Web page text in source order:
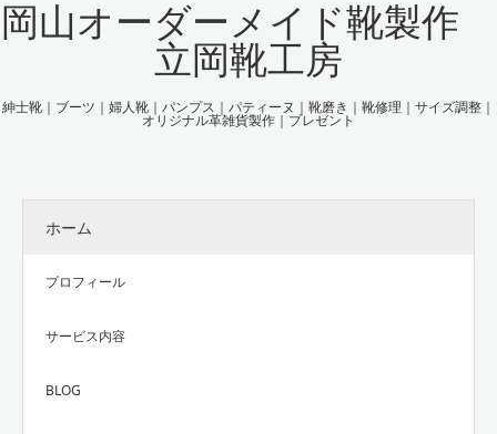
岡山オーダーメイド靴製作
立岡靴工房
紳士靴｜ブーツ｜婦人靴｜パンプス｜パティーヌ｜靴磨き｜靴修理｜サイズ調整｜
オリジナル革雑貨製作｜プレゼント
ホーム
プロフィール
サービス内容
BLOG